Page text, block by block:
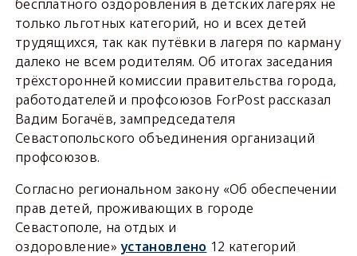
бесплатного оздоровления в детских лагерях не
только льготных категорий, но и всех детей
трудящихся, так как путёвки в лагеря по карману
далеко не всем родителям. Об итогах заседания
трёхсторонней комиссии правительства города,
работодателей и профсоюзов ForPost рассказал
Вадим Богачёв, зампредседателя
Севастопольского объединения организаций
профсоюзов.
Согласно региональном закону «Об обеспечении
прав детей, проживающих в городе
Севастополе, на отдых и
оздоровление»установлено 12 категорий